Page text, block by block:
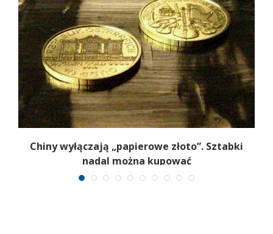
Chiny wyłączają „papierowe złoto”. Sztabki
nadal można kupować